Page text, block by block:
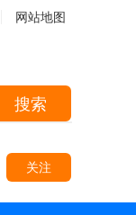
网站地图
搜索
关注